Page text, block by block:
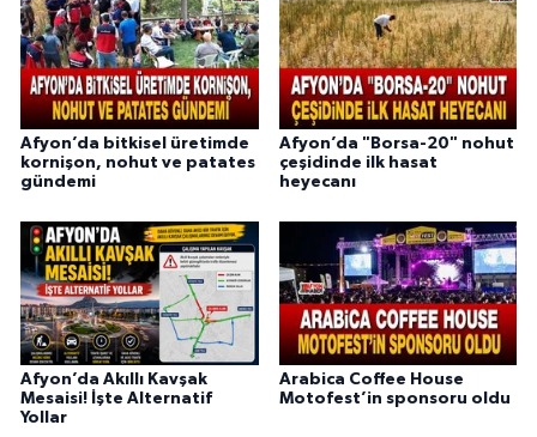
Afyon’da bitkisel üretimde
kornişon, nohut ve patates
gündemi
Afyon’da "Borsa-20" nohut
çeşidinde ilk hasat
heyecanı
Afyon’da Akıllı Kavşak
Mesaisi! İşte Alternatif
Yollar
Arabica Coffee House
Motofest’in sponsoru oldu